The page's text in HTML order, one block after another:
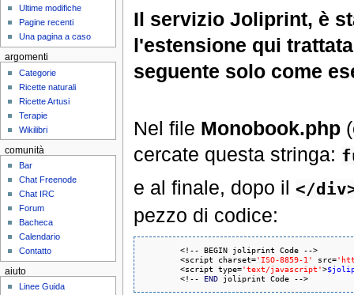
Il servizio Joliprint, è
l'estensione qui
seguente solo come
Nel file Monobook.php
cercate questa stringa:
e al finale, dopo il </
pezzo di codice:
        <!-- BEGIN joliprint Code -->
	<script charset=
'ISO-8859-1' src=
	<script type=
'text/javascript'>
	<!--
END joliprint Code -->
Ultime modifiche
Pagine recenti
Una pagina a caso
argomenti
Categorie
Ricette naturali
Ricette Artusi
Terapie
Wikilibri
comunità
Bar
Chat Freenode
Chat IRC
Forum
Bacheca
Calendario
Contatto
aiuto
Linee Guida